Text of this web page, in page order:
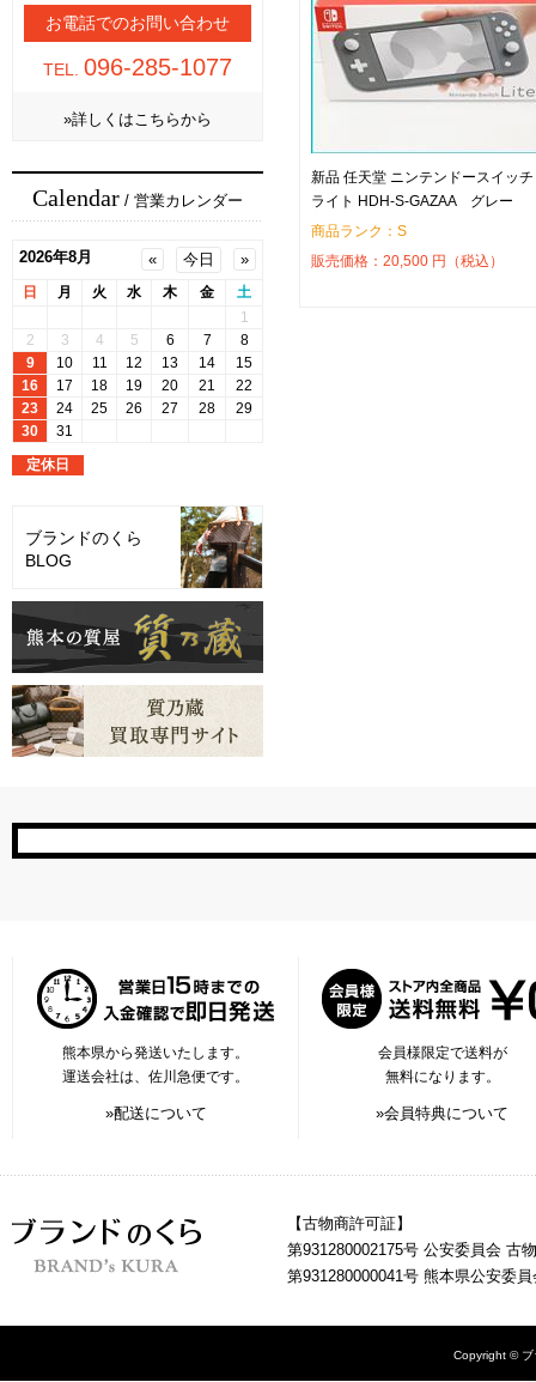
お電話でのお問い合わせ
TEL. 096-285-1077
»詳しくはこちらから
Calendar / 営業カレンダー
ブランドのくら
BLOG
新品 任天堂 ニンテンドースイッチ
ライト HDH-S-GAZAA グレー
商品ランク：S
販売価格： 20,500 円（税込）
熊本県から発送いたします。
運送会社は、佐川急便です。
»配送について
会員様限定で送料が
無料になります。
»会員特典について
【古物商許可証】
第931280002175号 公安委員会 古
第931280000041号 熊本県公安委
Copyright © ブ